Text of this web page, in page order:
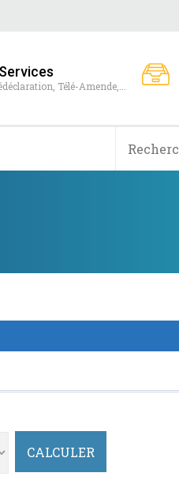
Télé-Amende,...